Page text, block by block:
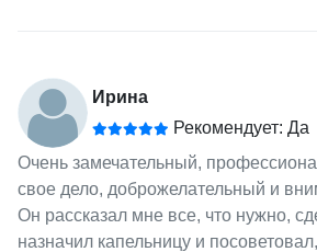
Ирина
Рекомендует: Да
Очень замечательный,
свое дело, доброжелательный и
Он рассказал мне все, что нужно,
назначил капельницу и